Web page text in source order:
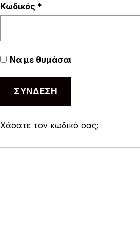
Κωδικός *
Να με θυμάσαι
ΣΎΝΔΕΣΗ
Χάσατε τον κωδικό σας;